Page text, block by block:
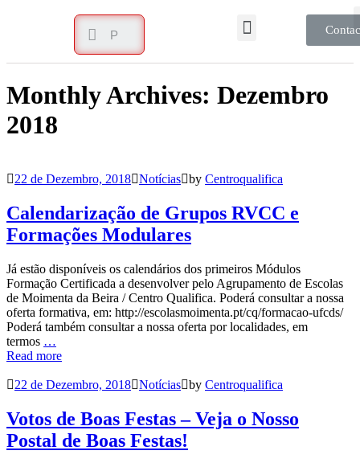
Monthly Archives: Dezembro
2018
22 de Dezembro, 2018 Notícias by Centroqualifica
Calendarização de Grupos RVCC e
Formações Modulares
Já estão disponíveis os calendários dos primeiros Módulos
Formação Certificada a desenvolver pelo Agrupamento de Escolas
de Moimenta da Beira / Centro Qualifica. Poderá consultar a nossa
oferta formativa, em: http://escolasmoimenta.pt/cq/formacao-ufcds/
Poderá também consultar a nossa oferta por localidades, em
termos …
Read more
22 de Dezembro, 2018 Notícias by Centroqualifica
Votos de Boas Festas – Veja o Nosso
Postal de Boas Festas!